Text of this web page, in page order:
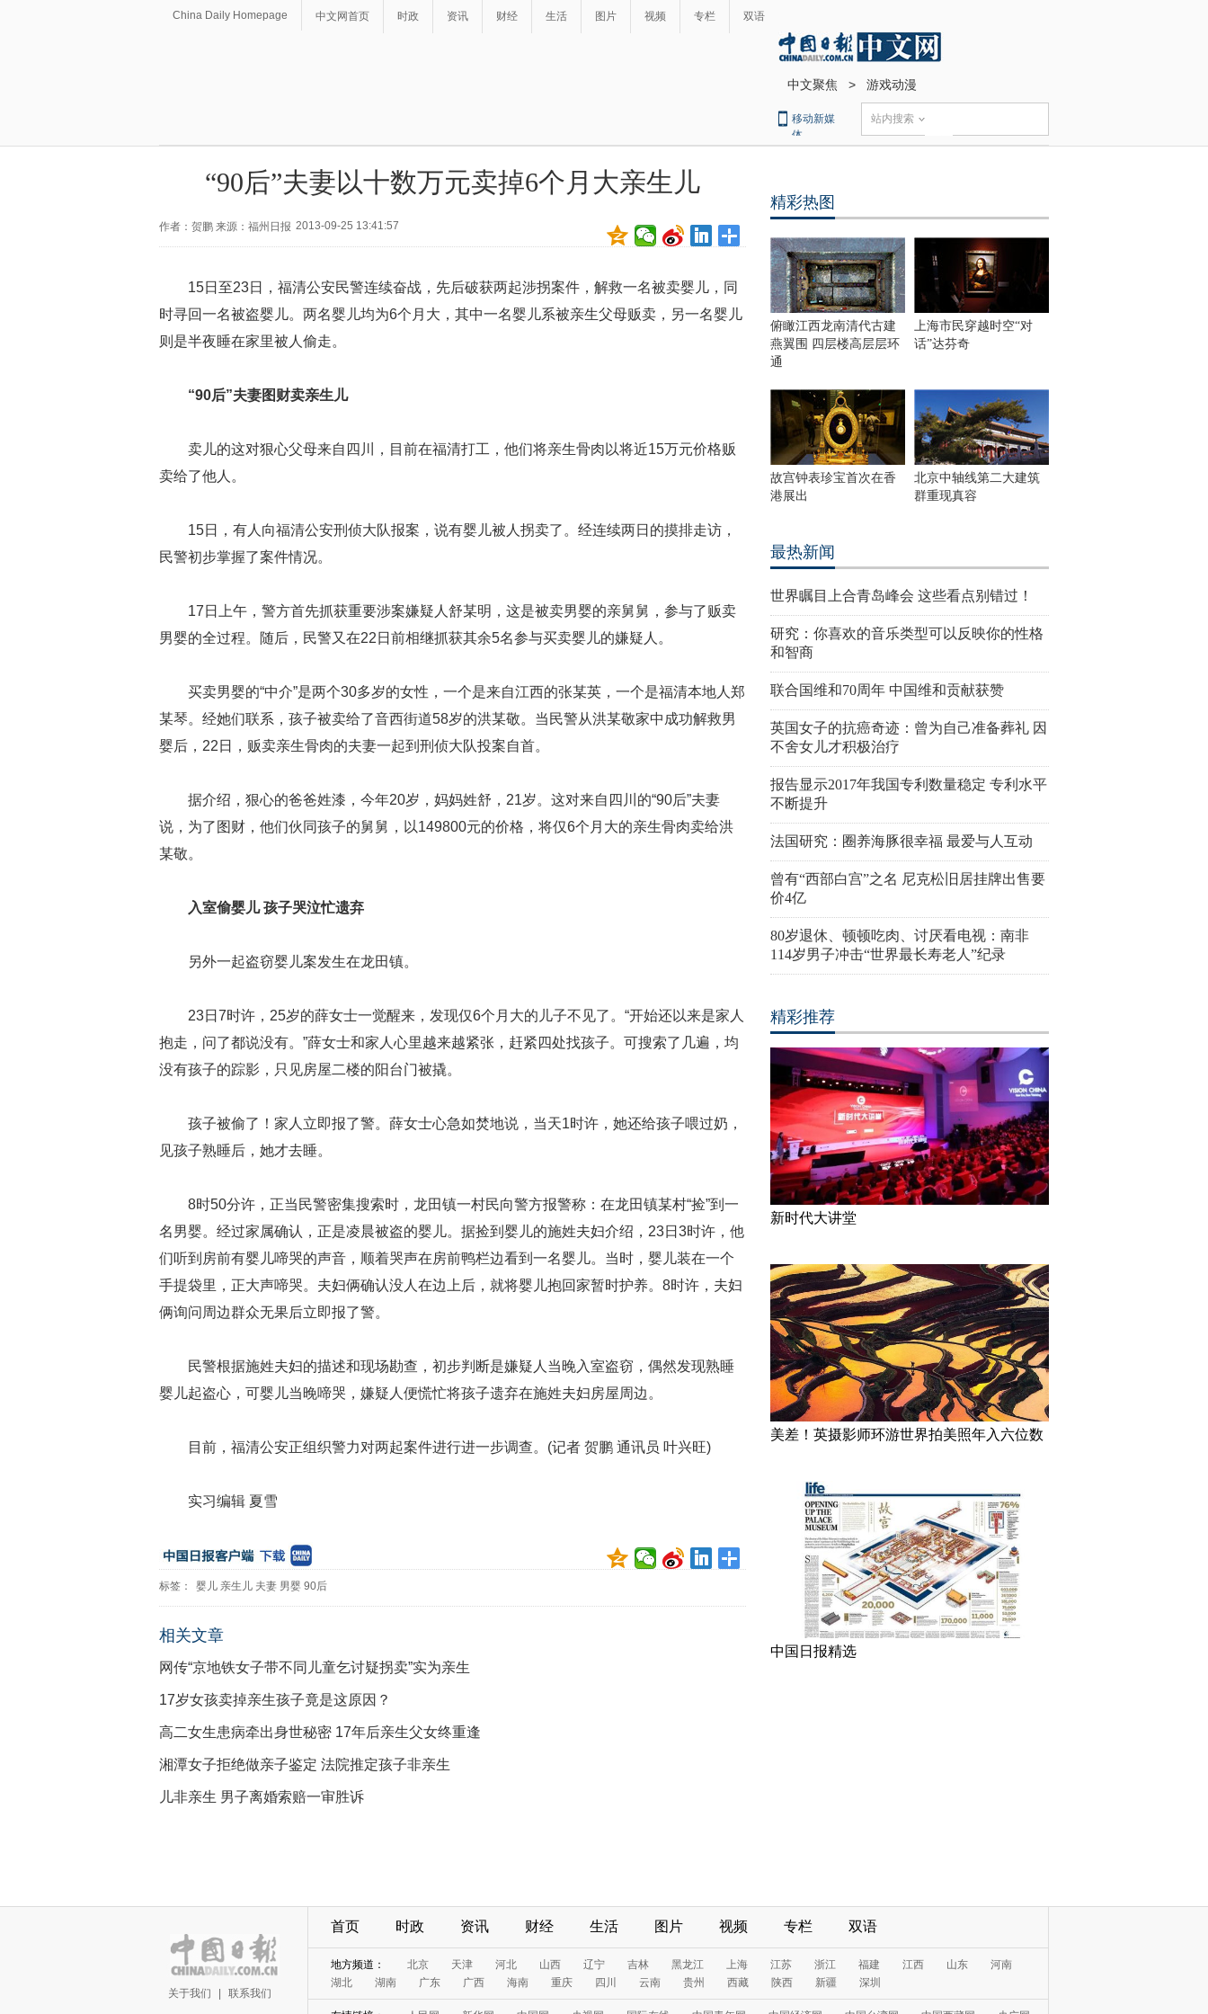
China Daily Homepage 中文网首页 时政 资讯 财经 生活 图片 视频 专栏 双语
中文聚焦 > 游戏动漫
移动新媒
体
站内搜索
“90后”夫妻以十数万元卖掉6个月大亲生儿
作者：贺鹏 来源：福州日报 2013-09-25 13:41:57
15日至23日，福清公安民警连续奋战，先后破获两起涉拐案件，解救一名被卖婴儿，同
时寻回一名被盗婴儿。两名婴儿均为6个月大，其中一名婴儿系被亲生父母贩卖，另一名婴儿
则是半夜睡在家里被人偷走。
“90后”夫妻图财卖亲生儿
卖儿的这对狠心父母来自四川，目前在福清打工，他们将亲生骨肉以将近15万元价格贩
卖给了他人。
15日，有人向福清公安刑侦大队报案，说有婴儿被人拐卖了。经连续两日的摸排走访，
民警初步掌握了案件情况。
17日上午，警方首先抓获重要涉案嫌疑人舒某明，这是被卖男婴的亲舅舅，参与了贩卖
男婴的全过程。随后，民警又在22日前相继抓获其余5名参与买卖婴儿的嫌疑人。
买卖男婴的“中介”是两个30多岁的女性，一个是来自江西的张某英，一个是福清本地人郑
某琴。经她们联系，孩子被卖给了音西街道58岁的洪某敬。当民警从洪某敬家中成功解救男
婴后，22日，贩卖亲生骨肉的夫妻一起到刑侦大队投案自首。
据介绍，狠心的爸爸姓漆，今年20岁，妈妈姓舒，21岁。这对来自四川的“90后”夫妻
说，为了图财，他们伙同孩子的舅舅，以149800元的价格，将仅6个月大的亲生骨肉卖给洪
某敬。
入室偷婴儿 孩子哭泣忙遗弃
另外一起盗窃婴儿案发生在龙田镇。
23日7时许，25岁的薛女士一觉醒来，发现仅6个月大的儿子不见了。“开始还以来是家人
抱走，问了都说没有。”薛女士和家人心里越来越紧张，赶紧四处找孩子。可搜索了几遍，均
没有孩子的踪影，只见房屋二楼的阳台门被撬。
孩子被偷了！家人立即报了警。薛女士心急如焚地说，当天1时许，她还给孩子喂过奶，
见孩子熟睡后，她才去睡。
8时50分许，正当民警密集搜索时，龙田镇一村民向警方报警称：在龙田镇某村“捡”到一
名男婴。经过家属确认，正是凌晨被盗的婴儿。据捡到婴儿的施姓夫妇介绍，23日3时许，他
们听到房前有婴儿啼哭的声音，顺着哭声在房前鸭栏边看到一名婴儿。当时，婴儿装在一个
手提袋里，正大声啼哭。夫妇俩确认没人在边上后，就将婴儿抱回家暂时护养。8时许，夫妇
俩询问周边群众无果后立即报了警。
民警根据施姓夫妇的描述和现场勘查，初步判断是嫌疑人当晚入室盗窃，偶然发现熟睡
婴儿起盗心，可婴儿当晚啼哭，嫌疑人便慌忙将孩子遗弃在施姓夫妇房屋周边。
目前，福清公安正组织警力对两起案件进行进一步调查。(记者 贺鹏 通讯员 叶兴旺)
实习编辑 夏雪
标签： 婴儿 亲生儿 夫妻 男婴 90后
相关文章
网传“京地铁女子带不同儿童乞讨疑拐卖”实为亲生
17岁女孩卖掉亲生孩子竟是这原因？
高二女生患病牵出身世秘密 17年后亲生父女终重逢
湘潭女子拒绝做亲子鉴定 法院推定孩子非亲生
儿非亲生 男子离婚索赔一审胜诉
精彩热图
俯瞰江西龙南清代古建
燕翼围 四层楼高层层环
通
上海市民穿越时空“对
话”达芬奇
故宫钟表珍宝首次在香
港展出
北京中轴线第二大建筑
群重现真容
最热新闻
世界瞩目上合青岛峰会 这些看点别错过！
研究：你喜欢的音乐类型可以反映你的性格
和智商
联合国维和70周年 中国维和贡献获赞
英国女子的抗癌奇迹：曾为自己准备葬礼 因
不舍女儿才积极治疗
报告显示2017年我国专利数量稳定 专利水平
不断提升
法国研究：圈养海豚很幸福 最爱与人互动
曾有“西部白宫”之名 尼克松旧居挂牌出售要
价4亿
80岁退休、顿顿吃肉、讨厌看电视：南非
114岁男子冲击“世界最长寿老人”纪录
精彩推荐
新时代大讲堂
美差！英摄影师环游世界拍美照年入六位数
中国日报精选
关于我们 联系我们
首页 时政 资讯 财经 生活 图片 视频 专栏 双语
地方频道： 北京 天津 河北 山西 辽宁 吉林 黑龙江 上海 江苏 浙江 福建 江西 山东
河南
湖北
湖南 广东 广西 海南 重庆 四川 云南 贵州 西藏 陕西 新疆 深圳